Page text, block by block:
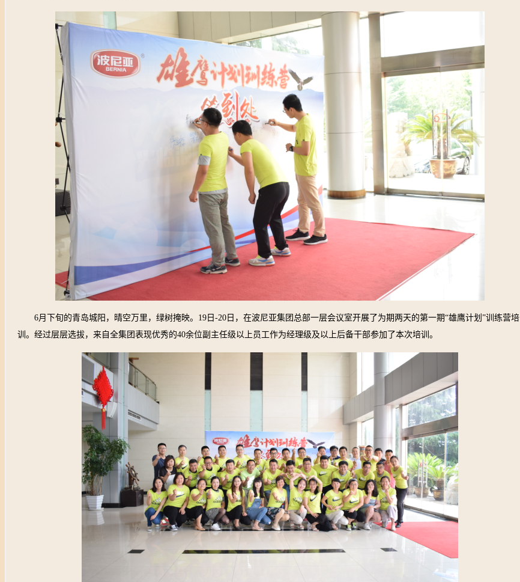
6月下旬的青岛城阳，晴空万里，绿树掩映。 19 日 -20 日，在波尼亚集团总部一层会议室开展了为期两天的第一期“雄鹰计划”训练营培
训。经过层层选拔，来自全集团表现优秀的40余位副主任级以上员工作为经理级及以上后备干部参加了本次培训。